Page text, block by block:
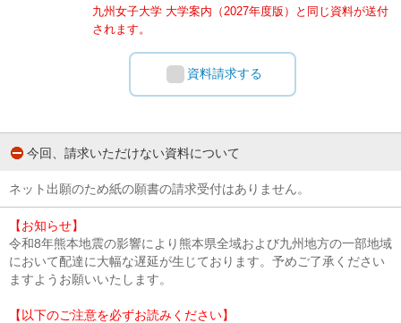
九州女子大学 大学案内（2027年度版）と同じ資料が送付
されます。
資料請求する
今回、請求いただけない資料について
ネット出願のため紙の願書の請求受付はありません。
【お知らせ】
令和8年熊本地震の影響により熊本県全域および九州地方の一部地域
において配達に大幅な遅延が生じております。予めご了承ください
ますようお願いいたします。
【以下のご注意を必ずお読みください】